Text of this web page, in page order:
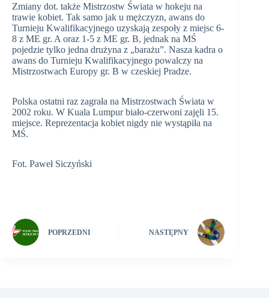
Zmiany dot. także Mistrzostw Świata w hokeju na
trawie kobiet. Tak samo jak u mężczyzn, awans do
Turnieju Kwalifikacyjnego uzyskają zespoły z miejsc 6-
8 z ME gr. A oraz 1-5 z ME gr. B, jednak na MŚ
pojedzie tylko jedna drużyna z „barażu”. Nasza kadra o
awans do Turnieju Kwalifikacyjnego powalczy na
Mistrzostwach Europy gr. B w czeskiej Pradze.
Polska ostatni raz zagrała na Mistrzostwach Świata w
2002 roku. W Kuala Lumpur biało-czerwoni zajęli 15.
miejsce. Reprezentacja kobiet nigdy nie wystąpiła na
MŚ.
Fot. Paweł Siczyński
POPRZEDNI NASTĘPNY